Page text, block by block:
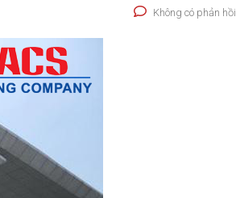
Không có phản hồi